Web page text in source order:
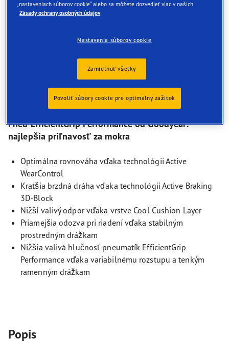
Pneu EfficientGrip Performance od Goodyear:
najlepšia priľnavosť za mokra
Optimálna rovnováha vďaka technológii Active
WearControl
Kratšia brzdná dráha vďaka technológii Active Braking
3D-Block
Nižší valivý odpor vďaka vrstve Cool Cushion Layer
Priamejšia odozva pri riadení vďaka stabilným
prostredným drážkam
Nižšia valivá hlučnosť pneumatík EfficientGrip
Performance vďaka variabilnému rozstupu a tenkým
ramenným drážkam
Popis
„nastaveniach súborov cookie“ alebo sa môžete dozvedieť viac v našich
Zásady ochrany osobných údajov
Nastavenia súborov cookie
Zamietnuť všetky
Povoliť súbory cookie pre optimálny zážitok